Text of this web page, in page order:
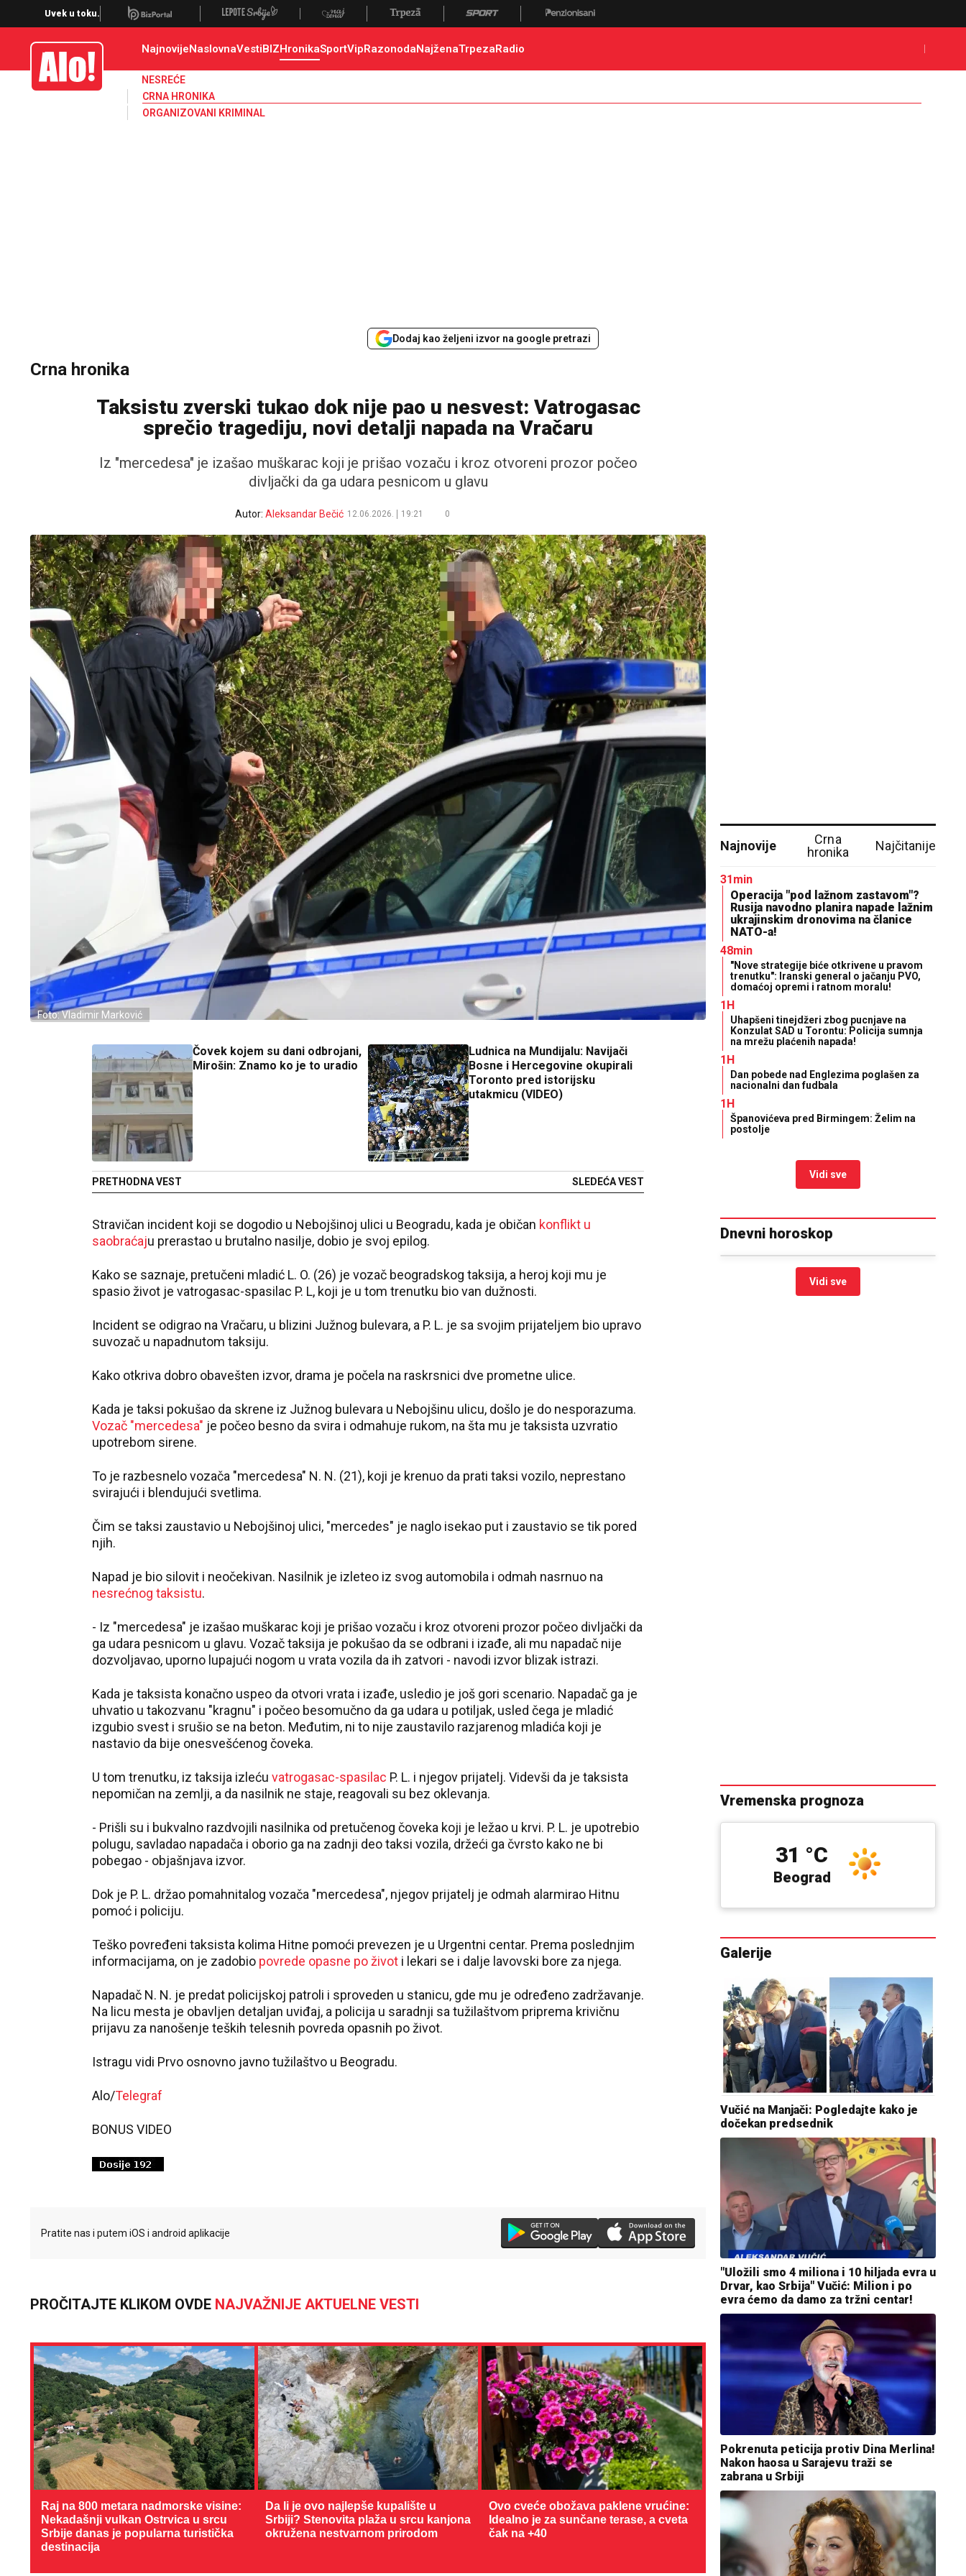
Crna hronika, smrt, ubistvo, likvidacija, krađa, pljačka, hapšenje, policija, poginuli, zaplena, carina
Uvek u toku.
Alo NajnovijeNaslovnaVestiBIZHronikaSportVipRazonodaNajženaTrpezaRadio
NESREĆE
CRNA HRONIKA
ORGANIZOVANI KRIMINAL
Dodaj kao željeni izvor na google pretrazi
Crna hronika
Taksistu zverski tukao dok nije pao u nesvest: Vatrogasac
sprečio tragediju, novi detalji napada na Vračaru
Iz "mercedesa" je izašao muškarac koji je prišao vozaču i kroz otvoreni prozor počeo
divljački da ga udara pesnicom u glavu
Autor: Aleksandar Bečić 12.06.2026. 19:21 0
Foto: Vladimir Marković
Čovek kojem su dani odbrojani,
Mirošin: Znamo ko je to uradio
PRETHODNA VEST
Ludnica na Mundijalu: Navijači
Bosne i Hercegovine okupirali
Toronto pred istorijsku
utakmicu (VIDEO)
SLEDEĆA VEST
Stravičan incident koji se dogodio u Nebojšinoj ulici u Beogradu, kada je običan konflikt u
saobraćaju prerastao u brutalno nasilje, dobio je svoj epilog.
Kako se saznaje, pretučeni mladić L. O. (26) je vozač beogradskog taksija, a heroj koji mu je
spasio život je vatrogasac-spasilac P. L, koji je u tom trenutku bio van dužnosti.
Incident se odigrao na Vračaru, u blizini Južnog bulevara, a P. L. je sa svojim prijateljem bio upravo
suvozač u napadnutom taksiju.
Kako otkriva dobro obavešten izvor, drama je počela na raskrsnici dve prometne ulice.
Kada je taksi pokušao da skrene iz Južnog bulevara u Nebojšinu ulicu, došlo je do nesporazuma.
Vozač "mercedesa" je počeo besno da svira i odmahuje rukom, na šta mu je taksista uzvratio
upotrebom sirene.
To je razbesnelo vozača "mercedesa" N. N. (21), koji je krenuo da prati taksi vozilo, neprestano
svirajući i blendujući svetlima.
Čim se taksi zaustavio u Nebojšinoj ulici, "mercedes" je naglo isekao put i zaustavio se tik pored
njih.
Napad je bio silovit i neočekivan. Nasilnik je izleteo iz svog automobila i odmah nasrnuo na
nesrećnog taksistu.
- Iz "mercedesa" je izašao muškarac koji je prišao vozaču i kroz otvoreni prozor počeo divljački da
ga udara pesnicom u glavu. Vozač taksija je pokušao da se odbrani i izađe, ali mu napadač nije
dozvoljavao, uporno lupajući nogom u vrata vozila da ih zatvori - navodi izvor blizak istrazi.
Kada je taksista konačno uspeo da otvori vrata i izađe, usledio je još gori scenario. Napadač ga je
uhvatio u takozvanu "kragnu" i počeo besomučno da ga udara u potiljak, usled čega je mladić
izgubio svest i srušio se na beton. Međutim, ni to nije zaustavilo razjarenog mladića koji je
nastavio da bije onesvešćenog čoveka.
U tom trenutku, iz taksija izleću vatrogasac-spasilac P. L. i njegov prijatelj. Videvši da je taksista
nepomičan na zemlji, a da nasilnik ne staje, reagovali su bez oklevanja.
- Prišli su i bukvalno razdvojili nasilnika od pretučenog čoveka koji je ležao u krvi. P. L. je upotrebio
polugu, savladao napadača i oborio ga na zadnji deo taksi vozila, držeći ga čvrsto kako ne bi
pobegao - objašnjava izvor.
Dok je P. L. držao pomahnitalog vozača "mercedesa", njegov prijatelj je odmah alarmirao Hitnu
pomoć i policiju.
Teško povređeni taksista kolima Hitne pomoći prevezen je u Urgentni centar. Prema poslednjim
informacijama, on je zadobio povrede opasne po život i lekari se i dalje lavovski bore za njega.
Napadač N. N. je predat policijskoj patroli i sproveden u stanicu, gde mu je određeno zadržavanje.
Na licu mesta je obavljen detaljan uviđaj, a policija u saradnji sa tužilaštvom priprema krivičnu
prijavu za nanošenje teških telesnih povreda opasnih po život.
Istragu vidi Prvo osnovno javno tužilaštvo u Beogradu.
Alo/Telegraf
BONUS VIDEO
Pratite nas i putem iOS i android aplikacije
PROČITAJTE KLIKOM OVDE NAJVAŽNIJE AKTUELNE VESTI
Raj na 800 metara nadmorske visine:
Nekadašnji vulkan Ostrvica u srcu
Srbije danas je popularna turistička
destinacija
Da li je ovo najlepše kupalište u
Srbiji? Stenovita plaža u srcu kanjona
okružena nestvarnom prirodom
Ovo cveće obožava paklene vrućine:
Idealno je za sunčane terase, a cveta
čak na +40
Najnovije
Crna
hronika
Najčitanije
31min
Operacija "pod lažnom zastavom"?
Rusija navodno planira napade lažnim
ukrajinskim dronovima na članice
NATO-a!
48min
"Nove strategije biće otkrivene u pravom
trenutku": Iranski general o jačanju PVO,
domaćoj opremi i ratnom moralu!
1H
Uhapšeni tinejdžeri zbog pucnjave na
Konzulat SAD u Torontu: Policija sumnja
na mrežu plaćenih napada!
1H
Dan pobede nad Englezima poglašen za
nacionalni dan fudbala
1H
Španovićeva pred Birmingem: Želim na
postolje
Vidi sve
Dnevni horoskop
Vidi sve
Vremenska prognoza
24 °C
Beograd
31 °C
Galerije
Vučić na Manjači: Pogledajte kako je
dočekan predsednik
"Uložili smo 4 miliona i 10 hiljada evra u
Drvar, kao Srbija" Vučić: Milion i po
evra ćemo da damo za tržni centar!
Pokrenuta peticija protiv Dina Merlina!
Nakon haosa u Sarajevu traži se
zabrana u Srbiji